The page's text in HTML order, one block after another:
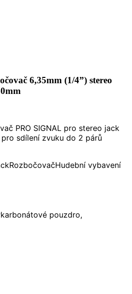
6,35mm (1/4”) stereo
PRO SIGNAL pro stereo jack
pro sdílení zvuku do 2 párů
RozbočovačHudební vybavení
pouzdro,